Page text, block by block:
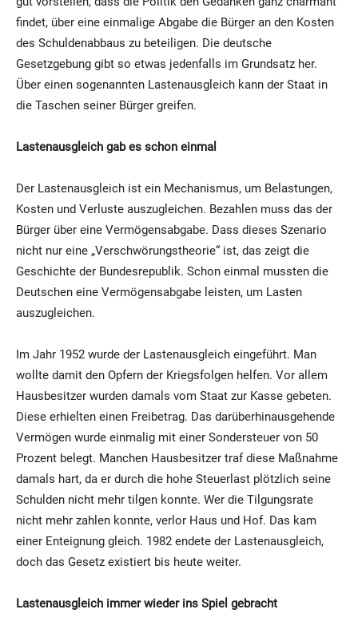
findet, über eine einmalige Abgabe die Bürger an den Kosten
des Schuldenabbaus zu beteiligen. Die deutsche
Gesetzgebung gibt so etwas jedenfalls im Grundsatz her.
Über einen sogenannten Lastenausgleich kann der Staat in
die Taschen seiner Bürger greifen.
Lastenausgleich gab es schon einmal
Der Lastenausgleich ist ein Mechanismus, um Belastungen,
Kosten und Verluste auszugleichen. Bezahlen muss das der
Bürger über eine Vermögensabgabe. Dass dieses Szenario
nicht nur eine „Verschwörungstheorie“ ist, das zeigt die
Geschichte der Bundesrepublik. Schon einmal mussten die
Deutschen eine Vermögensabgabe leisten, um Lasten
auszugleichen.
Im Jahr 1952 wurde der Lastenausgleich eingeführt. Man
wollte damit den Opfern der Kriegsfolgen helfen. Vor allem
Hausbesitzer wurden damals vom Staat zur Kasse gebeten.
Diese erhielten einen Freibetrag. Das darüberhinausgehende
Vermögen wurde einmalig mit einer Sondersteuer von 50
Prozent belegt. Manchen Hausbesitzer traf diese Maßnahme
damals hart, da er durch die hohe Steuerlast plötzlich seine
Schulden nicht mehr tilgen konnte. Wer die Tilgungsrate
nicht mehr zahlen konnte, verlor Haus und Hof. Das kam
einer Enteignung gleich. 1982 endete der Lastenausgleich,
doch das Gesetz existiert bis heute weiter.
Lastenausgleich immer wieder ins Spiel gebracht